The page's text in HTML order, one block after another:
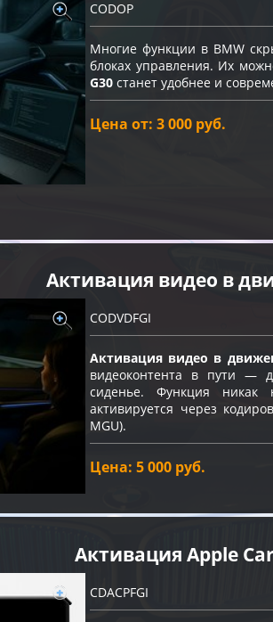
CODOP
Многие функции в BMW
блоках управления. Их
G30 станет удобнее и
Цена от: 3 000 руб.
Активация видео в
CODVDFGI
Активация видео в
видеоконтента в пути —
сиденье. Функция никак
активируется через
MGU).
Цена: 5 000 руб.
Активация Apple
CDACPFGI